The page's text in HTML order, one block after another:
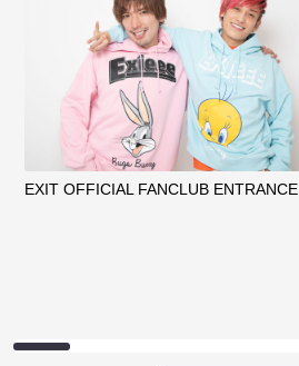
EXIT OFFICIAL FANCLUB ENTRANCE